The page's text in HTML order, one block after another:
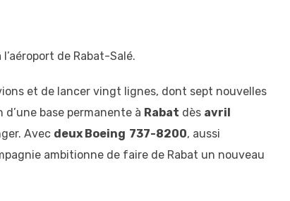
de Rabat-Salé.
et de lancer vingt lignes, dont sept nouvelles
base permanente à Rabat dès avril
Avec deux Boeing 737-8200, aussi
ambitionne de faire de Rabat un nouveau